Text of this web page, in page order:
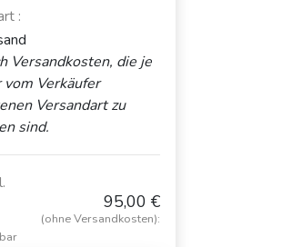
:
Versandkosten, die je
vom Verkäufer
Versandart zu
sind.
95,00 €
(ohne Versandkosten):